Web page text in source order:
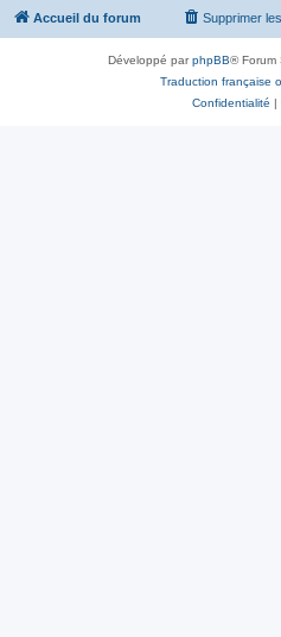
Accueil du forum Supprimer
Développé parphpBB® Forum
Traduction française
Confidentialité |